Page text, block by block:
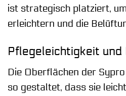
ist strategisch platziert,
erleichtern und die
Pflegeleichtigkeit und
Die Oberflächen der
so gestaltet, dass sie